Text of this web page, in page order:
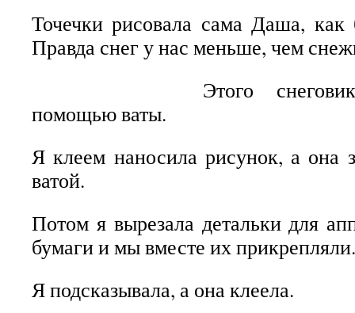
Точечки рисовала сама Даша,
Правда снег у нас меньше, чем
Этого
помощью ваты.
Я клеем наносила рисунок, а она
ватой.
Потом я вырезала детальки для
бумаги и мы вместе их прикрепляли.
Я подсказывала, а она клеела.